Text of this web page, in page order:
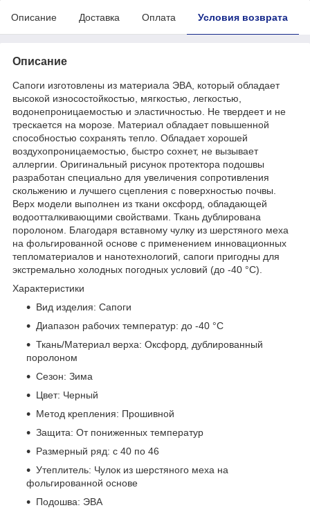
Описание Доставка Оплата Условия возврата
Описание
Сапоги изготовлены из материала ЭВА, который обладает
высокой износостойкостью, мягкостью, легкостью,
водонепроницаемостью и эластичностью. Не твердеет и не
трескается на морозе. Материал обладает повышенной
способностью сохранять тепло. Обладает хорошей
воздухопроницаемостью, быстро сохнет, не вызывает
аллергии. Оригинальный рисунок протектора подошвы
разработан специально для увеличения сопротивления
скольжению и лучшего сцепления с поверхностью почвы.
Верх модели выполнен из ткани оксфорд, обладающей
водоотталкивающими свойствами. Ткань дублирована
поролоном. Благодаря вставному чулку из шерстяного меха
на фольгированной основе с применением инновационных
тепломатериалов и нанотехнологий, сапоги пригодны для
экстремально холодных погодных условий (до -40 °C).
Характеристики
Вид изделия: Сапоги
Диапазон рабочих температур: до -40 °С
Ткань/Материал верха: Оксфорд, дублированный
поролоном
Сезон: Зима
Цвет: Черный
Метод крепления: Прошивной
Защита: От пониженных температур
Размерный ряд: с 40 по 46
Утеплитель: Чулок из шерстяного меха на
фольгированной основе
Подошва: ЭВА